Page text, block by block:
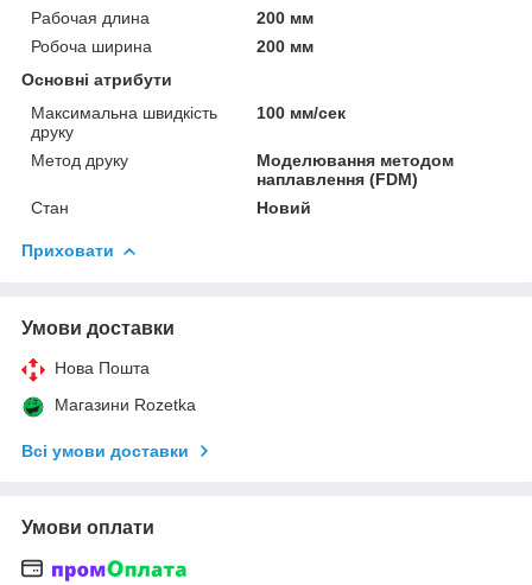
Рабочая длина
200 мм
Робоча ширина
200 мм
Основні атрибути
Максимальна швидкість
друку
100 мм/сек
Метод друку
Моделювання методом
наплавлення (FDM)
Стан
Новий
Приховати
Умови доставки
Нова Пошта
Магазини Rozetka
Всі умови доставки
Умови оплати